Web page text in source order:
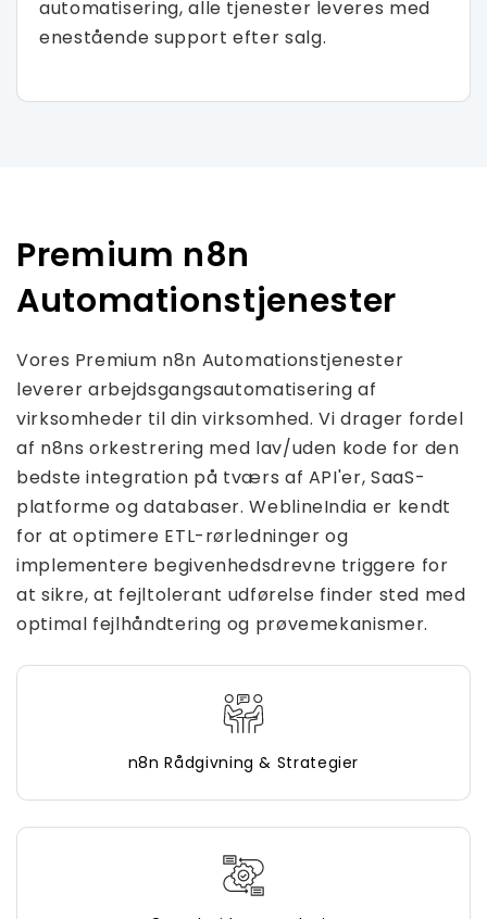
automatisering, alle tjenester leveres med
enestående support efter salg.
Premium n8n
Automationstjenester
Vores Premium n8n Automationstjenester
leverer arbejdsgangsautomatisering af
virksomheder til din virksomhed. Vi drager fordel
af n8ns orkestrering med lav/uden kode for den
bedste integration på tværs af API'er, SaaS-
platforme og databaser. WeblineIndia er kendt
for at optimere ETL-rørledninger og
implementere begivenhedsdrevne triggere for
at sikre, at fejltolerant udførelse finder sted med
optimal fejlhåndtering og prøvemekanismer.
n8n Rådgivning & Strategier